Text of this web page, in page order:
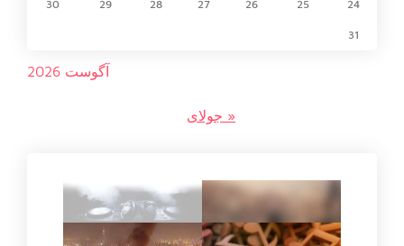
آگوست 2026
24
25
26
27
28
29
30
31
« جولای